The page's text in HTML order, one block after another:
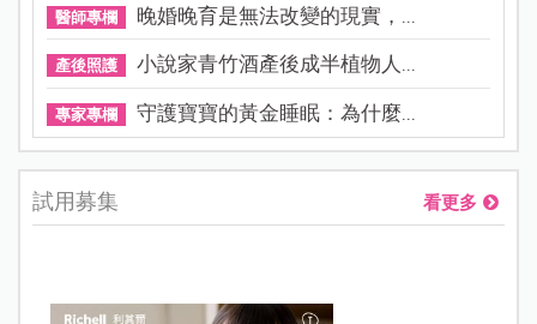
醫師專欄 晚婚晚育是無法改變的現實，...
產後照護 小說家青竹酒產後成半植物人...
專家專欄 守護寶寶的黃金睡眠：為什麼...
試用募集 看更多